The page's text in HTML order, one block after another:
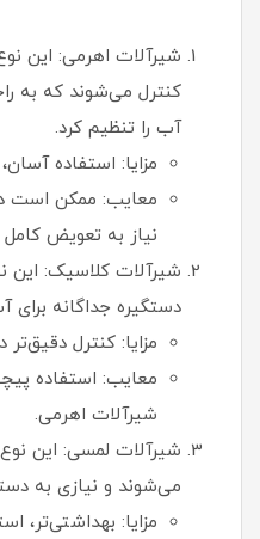
شیرآلات اهرمی: این
کنترل می‌شوند که به
آب را تنظیم کرد.
مزایا: استفاده
معایب: ممکن است
نیاز به تعویض
شیرآلات کلاسیک: این
دستگیره جداگانه
مزایا: کنترل
معایب: استفاده
شیرآلات اهرمی.
شیرآلات لمسی: این
می‌شوند و نیازی به
مزایا: بهداشتی‌تر،